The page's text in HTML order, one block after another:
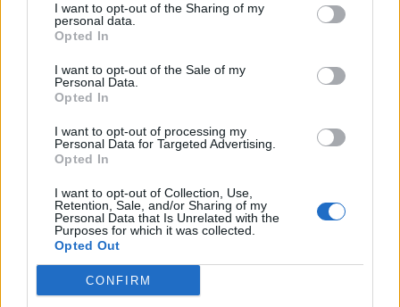
I want to opt-out of the Sharing of my
personal data.
Opted In
I want to opt-out of the Sale of my
Personal Data.
Opted In
I want to opt-out of processing my
Personal Data for Targeted Advertising.
Opted In
I want to opt-out of Collection, Use,
Retention, Sale, and/or Sharing of my
Personal Data that Is Unrelated with the
Purposes for which it was collected.
Opted Out
CONFIRM
Aleix Navarro: “On toca
competir ho faig amb molt de
Tots els programes
Amb Sense Embuts